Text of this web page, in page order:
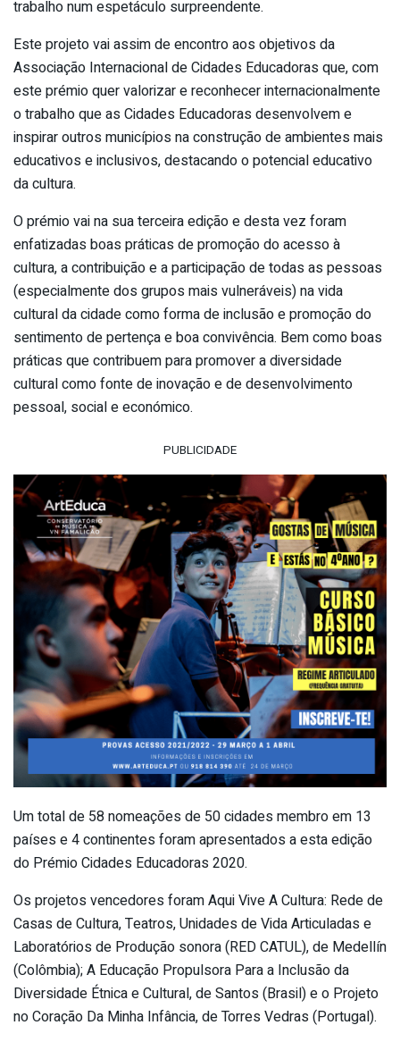
trabalho num espetáculo surpreendente.
Este projeto vai assim de encontro aos objetivos da
Associação Internacional de Cidades Educadoras que, com
este prémio quer valorizar e reconhecer internacionalmente
o trabalho que as Cidades Educadoras desenvolvem e
inspirar outros municípios na construção de ambientes mais
educativos e inclusivos, destacando o potencial educativo
da cultura.
O prémio vai na sua terceira edição e desta vez foram
enfatizadas boas práticas de promoção do acesso à
cultura, a contribuição e a participação de todas as pessoas
(especialmente dos grupos mais vulneráveis) na vida
cultural da cidade como forma de inclusão e promoção do
sentimento de pertença e boa convivência. Bem como boas
práticas que contribuem para promover a diversidade
cultural como fonte de inovação e de desenvolvimento
pessoal, social e económico.
PUBLICIDADE
Um total de 58 nomeações de 50 cidades membro em 13
países e 4 continentes foram apresentados a esta edição
do Prémio Cidades Educadoras 2020.
Os projetos vencedores foram Aqui Vive A Cultura: Rede de
Casas de Cultura, Teatros, Unidades de Vida Articuladas e
Laboratórios de Produção sonora (RED CATUL), de Medellín
(Colômbia); A Educação Propulsora Para a Inclusão da
Diversidade Étnica e Cultural, de Santos (Brasil) e o Projeto
no Coração Da Minha Infância, de Torres Vedras (Portugal).